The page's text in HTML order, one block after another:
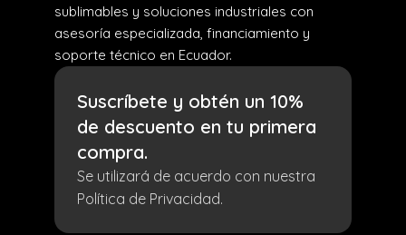
sublimables y soluciones industriales con
asesoría especializada, financiamiento y
soporte técnico en Ecuador.
Suscríbete y obtén un 10%
de descuento en tu primera
compra.
Se utilizará de acuerdo con nuestra
Política de Privacidad.